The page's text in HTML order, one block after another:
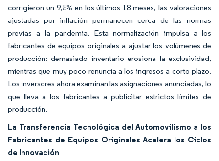
corrigieron un 9,5% en los últimos 18 meses, las valoraciones
ajustadas por inflación permanecen cerca de las normas
previas a la pandemia. Esta normalización impulsa a los
fabricantes de equipos originales a ajustar los volúmenes de
producción: demasiado inventario erosiona la exclusividad,
mientras que muy poco renuncia a los ingresos a corto plazo.
Los inversores ahora examinan las asignaciones anunciadas, lo
que lleva a los fabricantes a publicitar estrictos límites de
producción.
La Transferencia Tecnológica del Automovilismo a los
Fabricantes de Equipos Originales Acelera los Ciclos
de Innovación